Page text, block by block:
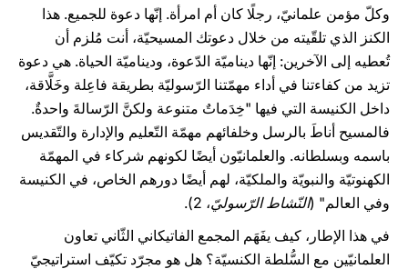
وكلّ مؤمن علمانيّ، رجلًا كان أم امرأة. إنّها دعوة للجميع. هذا
الكنز الذي تلقّيته من خلال دعوتك المسيحيّة، أنت مُلزم أن
تُعطيه إلى الآخرين: إنّها ديناميّة الدّعوة، وديناميّة الحياة. هي دعوة
تزيد من كفاءتنا في أداء مهمّتنا الرّسوليّة بطريقة فاعِلة وخَلَّاقة،
داخل الكنيسة التي فيها "خِدَماتٌ متنوعة ولكنَّ الرّسالةَ واحدةٌ.
فالمسيح أناطَ بالرسل وخلفائهم مهمّة التّعليم والإدارة والتّقديس
باسمه وبسلطانه. والعلمانيّون أيضًا لكونهم شركاء في المهمّة
الكهنوتيّة والنبويّة والملكيّة، لهم أيضًا دورهم الخاص، في الكنيسة
وفي العالم" (النّشاط الرّسوليّ، 2).
في هذا الإطار، كيف يفَهَم المجمع الفاتيكاني الثّاني تعاون
العلمانيّين مع السُّلطة الكنسيّة؟ هل هو مجرّد تكيّف استراتيجيّ